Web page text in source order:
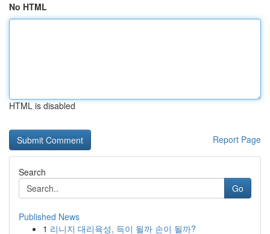
No HTML
HTML is disabled
Report Page
Search
Go
Published News
1 리니지 대리육성, 득이 될까 손이 될까?